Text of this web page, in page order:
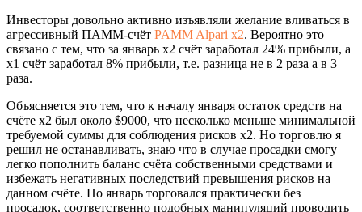
Инвесторы довольно активно изъявляли желание вливаться в
агрессивный ПАММ-счёт PAMM Alpari x2. Вероятно это
связано с тем, что за январь х2 счёт заработал 24% прибыли, а
х1 счёт заработал 8% прибыли, т.е. разница не в 2 раза а в 3
раза.
Объясняется это тем, что к началу января остаток средств на
счёте х2 был около $9000, что несколько меньше минимальной
требуемой суммы для соблюдения рисков х2. Но торговлю я
решил не останавливать, знаю что в случае просадки смогу
легко пополнить баланс счёта собственными средствами и
избежать негативных последствий превышения рисков на
данном счёте. Но январь торговался практически без
просадок, соответственно подобных манипуляций проводить